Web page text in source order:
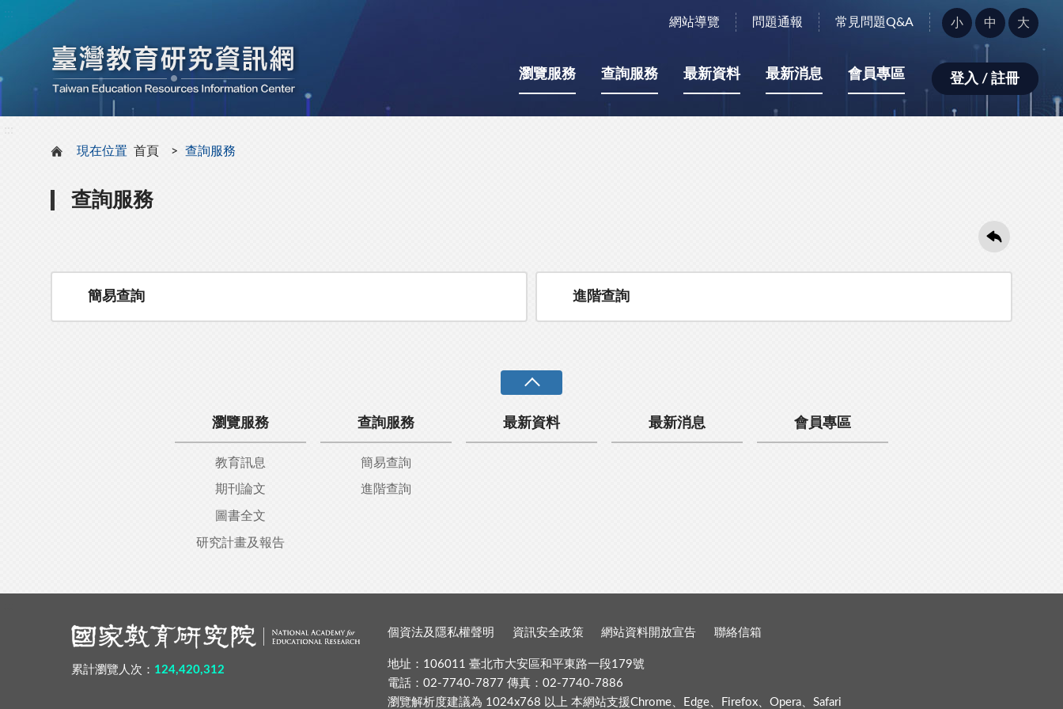
網站導覽 問題通報 常見問題Q&A
字
型
小：
小 中 大
瀏覽服務 查詢服務 最新資料 最新消息 會員專區 登入 / 註冊
現在位置 首頁 查詢服務
查詢服務
簡易查詢 進階查詢
瀏覽服務
教育訊息
期刊論文
圖書全文
研究計畫及報告
查詢服務
簡易查詢
進階查詢
最新資料 最新消息 會員專區
累計瀏覽人次： 124,420,312
個資法及隱私權聲明 資訊安全政策 網站資料開放宣告 聯絡信箱
地址：106011 臺北市大安區和平東路一段179號
電話：02-7740-7877 傳真：02-7740-7886
瀏覽解析度建議為 1024x768 以上 本網站支援Chrome、Edge、Firefox、Opera、Safari